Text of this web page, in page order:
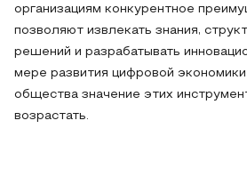
организациям конкурентное
позволяют извлекать знания,
решений и разрабатывать
мере развития цифровой
общества значение этих
возрастать.